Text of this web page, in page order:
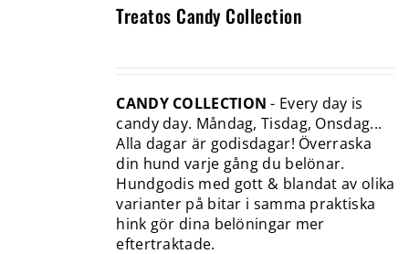
Treatos Candy Collection
CANDY COLLECTION- Every day is
candy day. Måndag, Tisdag, Onsdag...
Alla dagar är godisdagar! Överraska
din hund varje gång du belönar.
Hundgodis med gott & blandat av olika
varianter på bitar i samma praktiska
hink gör dina belöningar mer
eftertraktade.